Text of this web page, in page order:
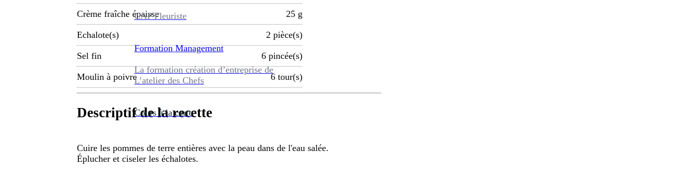
CAP Fleuriste
Formation Management
La formation création d’entreprise de
L’atelier des Chefs
Cours à la carte
Crème fraîche épaisse 25 g
Echalote(s) 2 pièce(s)
Sel fin 6 pincée(s)
Moulin à poivre 6 tour(s)
Descriptif de la recette
Cuire les pommes de terre entières avec la peau dans de l'eau salée.
Éplucher et ciseler les échalotes.